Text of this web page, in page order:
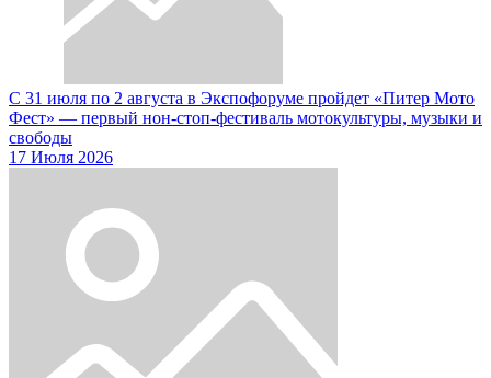
С 31 июля по 2 августа в Экспофоруме пройдет «Питер Мото
Фест» — первый нон-стоп-фестиваль мотокультуры, музыки и
свободы
17 Июля 2026